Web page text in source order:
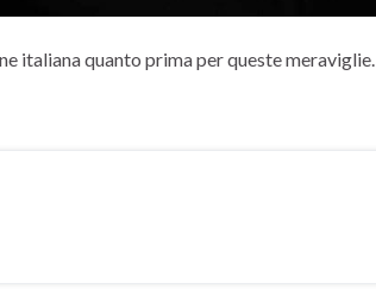
italiana quanto prima per queste meraviglie.